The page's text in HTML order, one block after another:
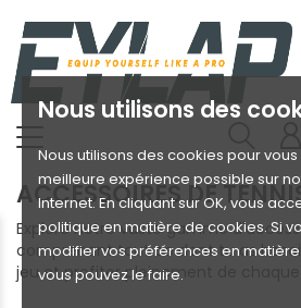
Nous utilisons des
Nous utilisons des cookies pour vous
meilleure expérience possible sur
Internet. En cliquant sur OK, vous
politique en matière de cookies. Si
modifier vos préférences en
vous pouvez le faire.
ACCESSOIRES DE
Explore notre vaste gamme
comprenant tout ce dont tu as
jeu et profiter pleinement de